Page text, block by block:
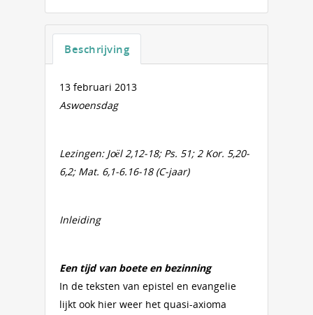
Beschrijving
13 februari 2013
Aswoensdag
Lezingen: Joël 2,12-18; Ps. 51; 2 Kor. 5,20-
6,2; Mat. 6,1-6.16-18 (C-jaar)
Inleiding
Een tijd van boete en bezinning
In de teksten van epistel en evangelie
lijkt ook hier weer het quasi-axioma